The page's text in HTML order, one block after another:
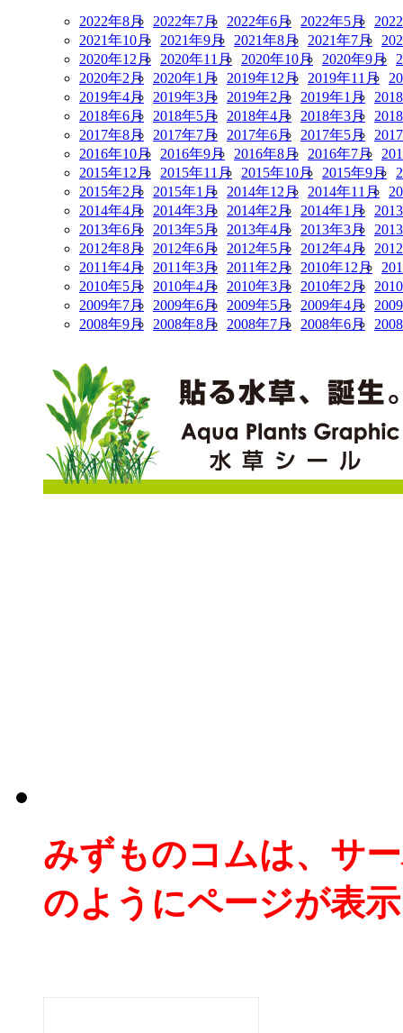
2022年8月 2022年7月 2022年6月 2022年5月
2021年10月
2021年9月 2021年8月 2021年7月
2020年12月
2020年11月 2020年10月 2020年9月
2020年2月
2020年1月 2019年12月 2019年11月
2019年4月
2019年3月 2019年2月 2019年1月
2018年6月
2018年5月 2018年4月 2018年3月
2017年8月
2017年7月 2017年6月 2017年5月
2016年10月
2016年9月 2016年8月 2016年7月
2015年12月
2015年11月 2015年10月 2015年9月
2015年2月
2015年1月 2014年12月 2014年11月
2014年4月
2014年3月 2014年2月 2014年1月
2013年6月
2013年5月 2013年4月 2013年3月
2012年8月
2012年6月 2012年5月 2012年4月
2011年4月
2011年3月 2011年2月 2010年12月
2010年5月
2010年4月 2010年3月 2010年2月
2009年7月
2009年6月 2009年5月 2009年4月
2008年9月
2008年8月 2008年7月 2008年6月
みずものコムは、サ
のようにページが表